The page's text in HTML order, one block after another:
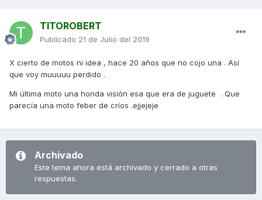
TITOROBERT
Publicado 21 de Julio del 2019
X cierto de motos ni idea , hace 20 años que no cojo una . Así
que voy muuuuu perdido .
Mi última moto una honda visión esa que era de juguete . Que
parecía una moto feber de críos .ejjejeje
Archivado
Este tema ahora está archivado y cerrado a otras
respuestas.